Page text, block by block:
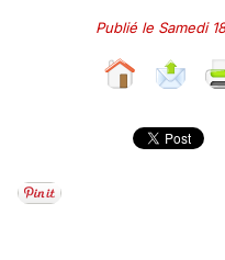
Publié le Samedi